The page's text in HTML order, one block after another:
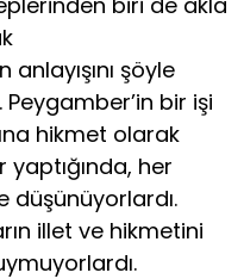
şöyle
bir işi
hikmet olarak
yaptığında, her
düşünüyorlardı.
illet ve hikmetini